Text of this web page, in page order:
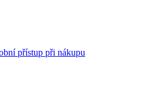
přístup při nákupu